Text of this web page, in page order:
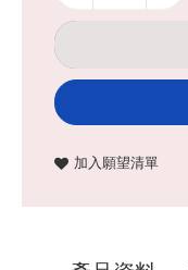
加入願望清單